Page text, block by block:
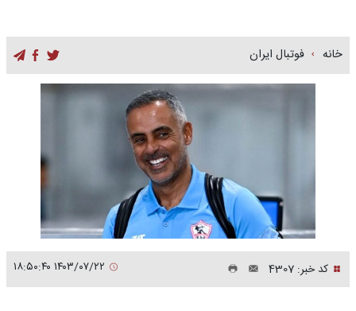
خانه فوتبال ایران
کد خبر: 4307